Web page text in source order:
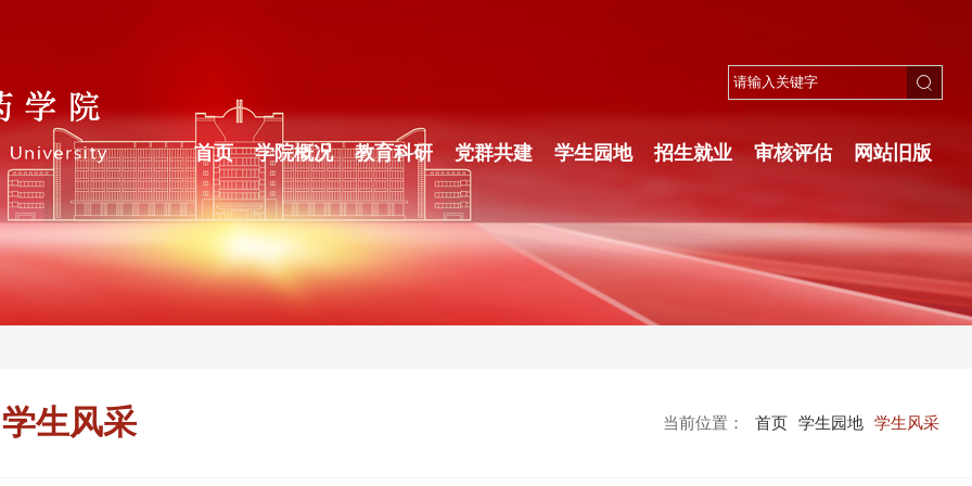
首页 学院概况 教育科研 党群共建 学生园地 招生就业 审核评估 网站旧版
当前位置： 首页 学生园地 学生风采
学生风采